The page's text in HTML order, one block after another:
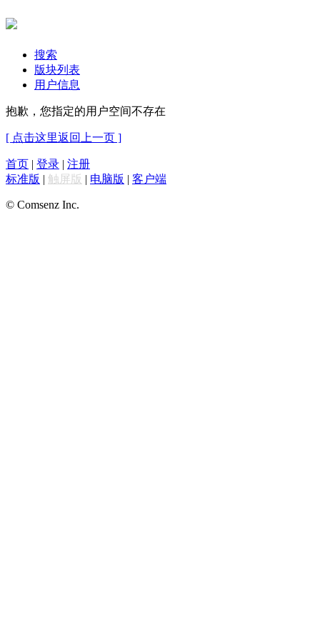
搜索
版块列表
用户信息
抱歉，您指定的用户空间不存在
[ 点击这里返回上一页 ]
首页 | 登录 | 注册
标准版 | 触屏版 | 电脑版 | 客户端
© Comsenz Inc.